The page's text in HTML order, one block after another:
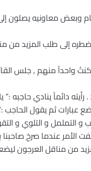
وبعض معاونيه يصلون
إلى طلب المزيد
كنتُ واحداً منهم , جلس
دائماً ينادي حاجبه :”
عبارات ثم يقول
التململ و التلوي و
الأمر عندما صرخ
من مناقل العرجون